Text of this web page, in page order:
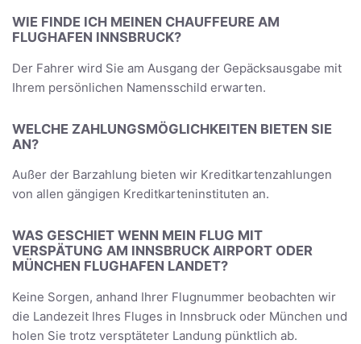
WIE FINDE ICH MEINEN CHAUFFEURE AM
FLUGHAFEN INNSBRUCK?
Der Fahrer wird Sie am Ausgang der Gepäcksausgabe mit
Ihrem persönlichen Namensschild erwarten.
WELCHE ZAHLUNGSMÖGLICHKEITEN BIETEN SIE
AN?
Außer der Barzahlung bieten wir Kreditkartenzahlungen
von allen gängigen Kreditkarteninstituten an.
WAS GESCHIET WENN MEIN FLUG MIT
VERSPÄTUNG AM INNSBRUCK AIRPORT ODER
MÜNCHEN FLUGHAFEN LANDET?
Keine Sorgen, anhand Ihrer Flugnummer beobachten wir
die Landezeit Ihres Fluges in Innsbruck oder München und
holen Sie trotz versptäteter Landung pünktlich ab.